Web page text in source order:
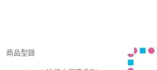
商品型錄